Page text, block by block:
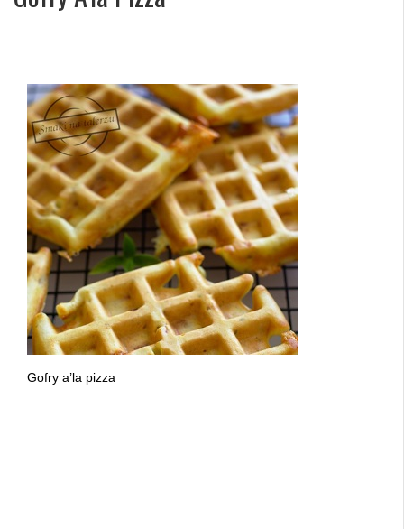
Gofry a’la pizza